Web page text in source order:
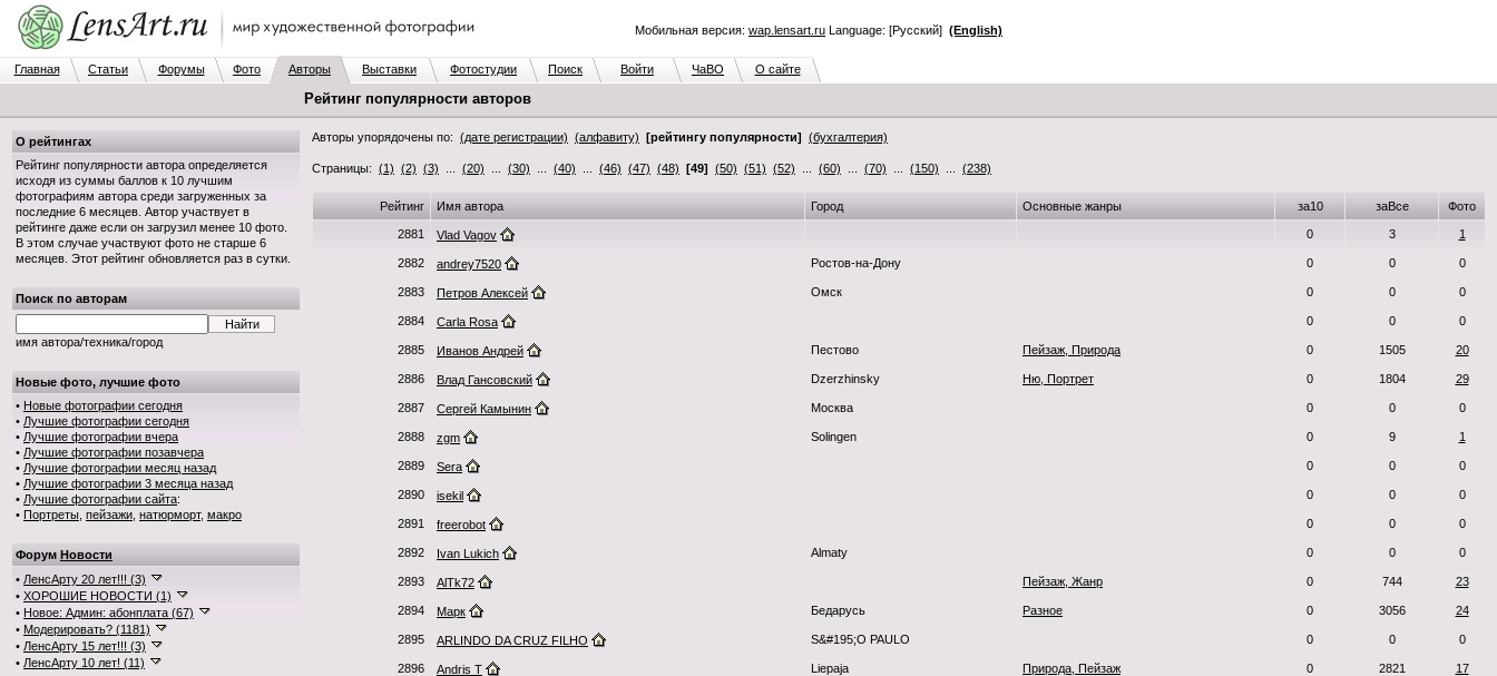
Мобильная версия: wap.lensart.ru Language: [Русский] (English)
Главная Статьи Форумы Фото Авторы Выставки Фотостудии Поиск Войти ЧаВО О сайте
Рейтинг популярности авторов
О рейтингах
Рейтинг популярности автора определяется
исходя из суммы баллов к 10 лучшим
фотографиям автора среди загруженных за
последние 6 месяцев. Автор участвует в
рейтинге даже если он загрузил менее 10 фото.
В этом случае участвуют фото не старше 6
месяцев. Этот рейтинг обновляется раз в сутки.
Поиск по авторам
имя автора/техника/город
Новые фото, лучшие фото
• Новые фотографии сегодня
• Лучшие фотографии сегодня
• Лучшие фотографии вчера
• Лучшие фотографии позавчера
• Лучшие фотографии месяц назад
• Лучшие фотографии 3 месяца назад
• Лучшие фотографии сайта:
• Портреты пейзажи натюрморт, макро
Форум Новости
• ЛенсАрту 20 лет!!! (3)
• ХОРОШИЕ НОВОСТИ (1)
• Новое: Админ: абонплата (67)
• Модерировать? (1181)
• ЛенсАрту 15 лет!!! (3)
• ЛенсАрту 10 лет! (11)
Авторы упорядочены по: (дате регистрации) (алфавиту) [рейтингу популярности] (бухгалтерия)
Страницы: (1) (2) (3) (20) (30) (40) (46) (47) (48) [49] (50) (51) (52) (60) (70) (150) (238)
Рейтинг Имя автора Город Основные жанры за10 заВсе Фото
2881 Vlad Vagov 0 3 1
2882 andrey7520 Ростов-на-Дону 0 0 0
2883 Петров Алексей Омск 0 0 0
2884 Carla Rosa 0 0 0
2885 Иванов Андрей Пестово Пейзаж, Природа 0 1505 20
2886 Влад Гансовский Dzerzhinsky Ню, Портрет 0 1804 29
2887 Сергей Камынин Москва 0 0 0
2888 zgm Solingen 0 9 1
2889 Sera 0 0 0
2890 isekil 0 0 0
2891 freerobot 0 0 0
2892 Ivan Lukich Almaty 0 0 0
2893 AlTk72 Пейзаж, Жанр 0 744 23
2894 Марк Бедарусь Разное 0 3056 24
2895 ARLINDO DA CRUZ FILHO S&#195;O PAULO 0 0 0
2896 Andris T Liepaja Природа, Пейзаж 0 2821 17